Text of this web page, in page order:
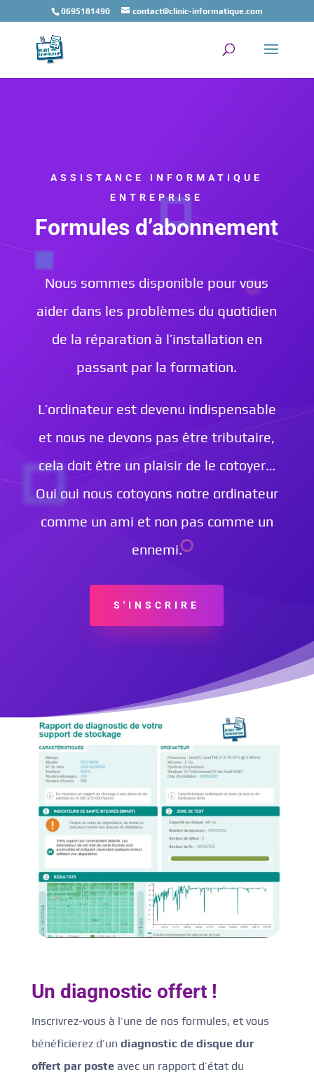
0695181490 contact@clinic-informatique.com
ASSISTANCE INFORMATIQUE
ENTREPRISE
Formules d’abonnement
Nous sommes disponible pour vous
aider dans les problèmes du quotidien
de la réparation à l’installation en
passant par la formation.
L’ordinateur est devenu indispensable
et nous ne devons pas être tributaire,
cela doit être un plaisir de le cotoyer…
Oui oui nous cotoyons notre ordinateur
comme un ami et non pas comme un
ennemi.
S'INSCRIRE
Un diagnostic offert !
Inscrivrez-vous à l’une de nos formules, et vous
bénéficierez d’un diagnostic de disque dur
offert par posteavec un rapport d’état du